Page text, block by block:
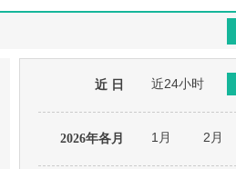
近 日 近24小时
2026年各月 1月 2月